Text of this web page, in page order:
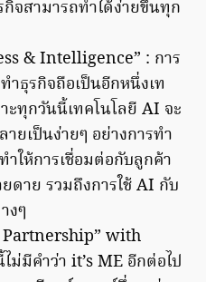
จสามารถทำได้ง่ายขึ้นทุก
& Intelligence” : การ
ำธุรกิจถือเป็นอีกหนึ่งเท
ะทุกวันนี้เทคโนโลยี AI จะ
ยเป็นง่ายๆ อย่างการทำ
ให้การเชื่อมต่อกับลูกค้า
ดาย รวมถึงการใช้ AI กับ
งๆ
with
ม่มีคำว่า it’s ME อีกต่อไป